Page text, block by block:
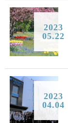
2023
05.22
2023
04.04